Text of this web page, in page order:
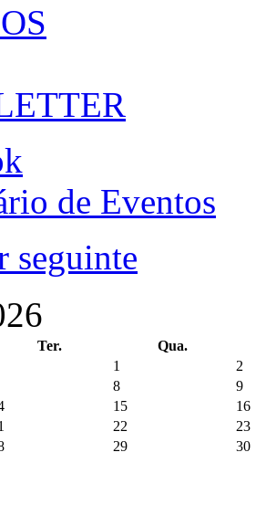
de Eventos
seguinte
Ter.
Qua.
1
2
8
9
15
16
22
23
29 30